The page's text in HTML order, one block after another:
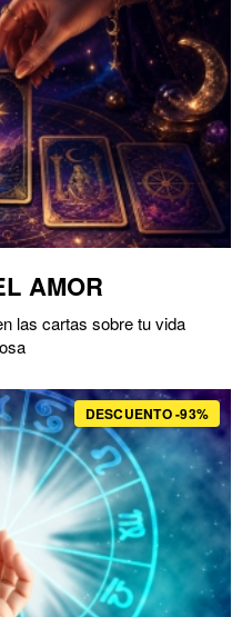
AMOR
las cartas sobre tu vida
DESCUENTO -93%